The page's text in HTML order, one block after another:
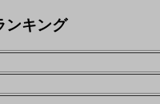
キング